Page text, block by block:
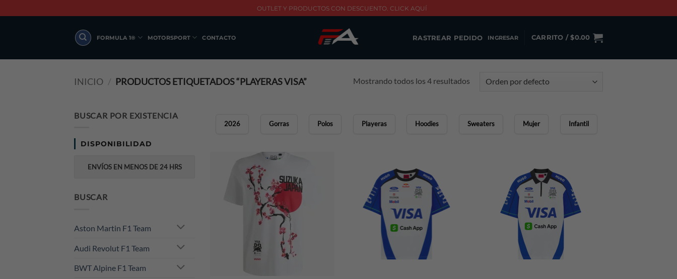
to
OUTLET Y PRODUCTOS CON DESCUENTO. CLICK AQUÍ
FORMULA 1® MOTORSPORT CONTACTO RASTREAR PEDIDO INGRESAR CARRITO /$0.00
INICIO / PRODUCTOS ETIQUETADOS “PLAYERAS VISA” Mostrando todos los 4 resultados
BUSCAR POR EXISTENCIA
DISPONIBILIDAD
ENVÍOS EN MENOS DE 24 HRS
BUSCAR
Aston Martin F1 Team
Audi Revolut F1 Team
BWT Alpine F1 Team
2026 Gorras Polos Playeras Hoodies Sweaters Mujer Infantil